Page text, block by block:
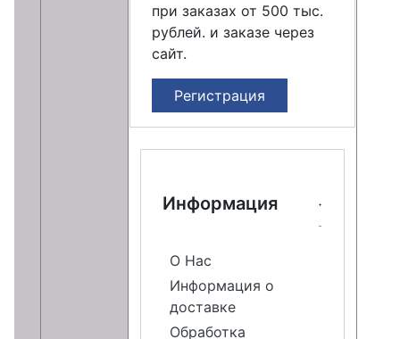
при заказах от 500 тыс.
рублей. и заказе через
сайт.
Регистрация
Информация
О Нас
Информация о
доставке
Обработка